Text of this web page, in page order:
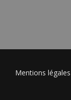
Mentions légales